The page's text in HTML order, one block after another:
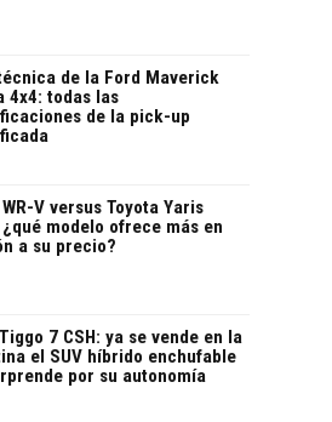
de la Ford Maverick
4x4: todas las
de la pick-up
V versus Toyota Yaris
¿qué modelo ofrece más en
a su precio?
7 CSH: ya se vende en la
el SUV híbrido enchufable
por su autonomía